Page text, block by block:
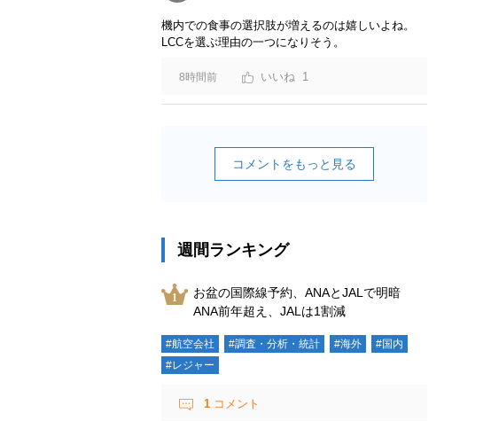
機内での食事の選択肢が増えるのは嬉しいよね。
LCCを選ぶ理由の一つになりそう。
8時間前 1
コメントをもっと見る
週間ランキング
お盆の国際線予約、ANAとJALで明暗
ANA前年超え、JALは1割減
#航空会社 #調査・分析・統計 #海外
#国内
#レジャー
1 コメント